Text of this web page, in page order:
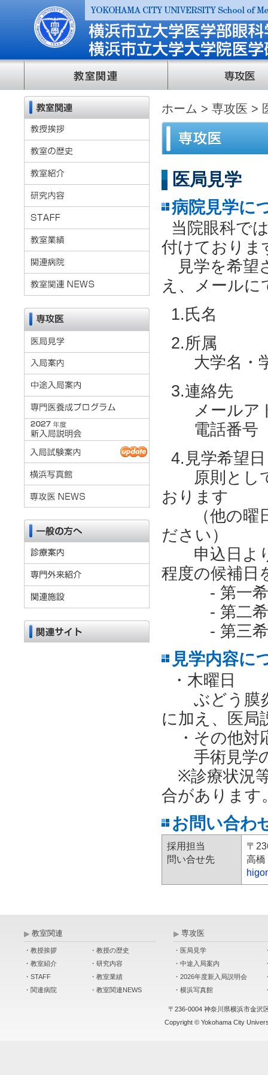
ホーム > 専攻医 >
医局見学
病院見学に
当院眼科で
付けておりま
見学を希望
え、メール
1.氏名
2.所属
大学名・学
3.連絡先
メールア
電話番号（
4.見学希望日
原則として
おります
（他の曜日
ださい）
申込日より
程度の候補日
- 第一希
- 第二希
- 第三希
見学内容に
・木曜日
ぶどう膜炎
に加え、医局
・その他対
手術見学
※診療状況
合があります
お問い合わ
採用担当
問い合せ先
〒
高
教室関連
・教授挨拶
・教授の歴史
・教室紹介
・研究内容
・STAFF
・教室業績
・関連病院
・教室関連NEWS
専攻医
・医局見学
・中途入局案内
・2026年度新入局説明会
・横浜写真館
〒236-0004 神奈川県横浜市金沢
Copyright © Yokohama City